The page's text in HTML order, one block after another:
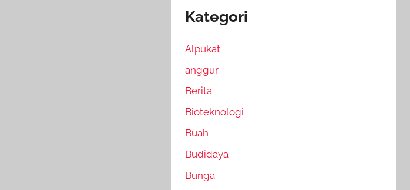
Kategori
Alpukat
anggur
Berita
Bioteknologi
Buah
Budidaya
Bunga